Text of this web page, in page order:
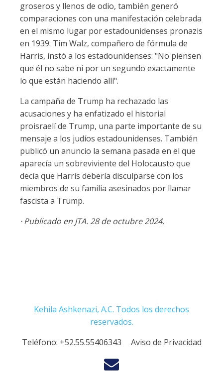
groseros y llenos de odio, también generó
comparaciones con una manifestación celebrada
en el mismo lugar por estadounidenses pronazis
en 1939. Tim Walz, compañero de fórmula de
Harris, instó a los estadounidenses: "No piensen
que él no sabe ni por un segundo exactamente
lo que están haciendo allí".
La campaña de Trump ha rechazado las
acusaciones y ha enfatizado el historial
proisraelí de Trump, una parte importante de su
mensaje a los judíos estadounidenses. También
publicó un anuncio la semana pasada en el que
aparecía un sobreviviente del Holocausto que
decía que Harris debería disculparse con los
miembros de su familia asesinados por llamar
fascista a Trump.
· Publicado en JTA. 28 de octubre 2024.
Kehila Ashkenazi, A.C. Todos los derechos
reservados.
Teléfono: +52.55.55406343 Aviso de Privacidad